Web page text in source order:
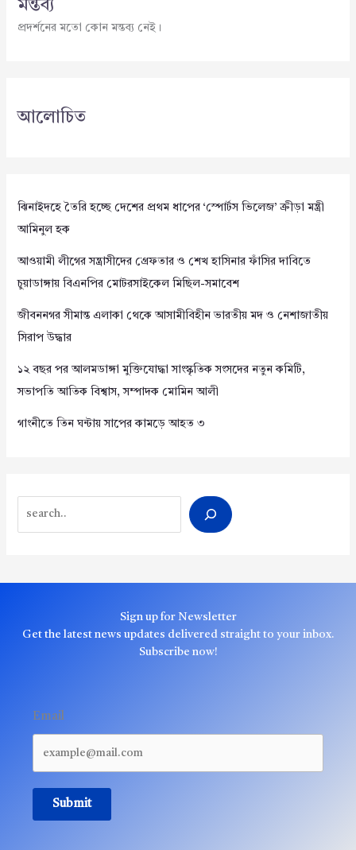
মন্তব্য
প্রদর্শনের মতো কোন মন্তব্য নেই।
আলোচিত
ঝিনাইদহে তৈরি হচ্ছে দেশের প্রথম ধাপের ‘স্পোর্টস ভিলেজ’ ক্রীড়া মন্ত্রী
আমিনুল হক
আওয়ামী লীগের সন্ত্রাসীদের গ্রেফতার ও শেখ হাসিনার ফাঁসির দাবিতে
চুয়াডাঙ্গায় বিএনপির মোটরসাইকেল মিছিল-সমাবেশ
জীবননগর সীমান্ত এলাকা থেকে আসামীবিহীন ভারতীয় মদ ও নেশাজাতীয়
সিরাপ উদ্ধার
১২ বছর পর আলমডাঙ্গা মুক্তিযোদ্ধা সাংস্কৃতিক সংসদের নতুন কমিটি,
সভাপতি আতিক বিশ্বাস, সম্পাদক মোমিন আলী
গাংনীতে তিন ঘন্টায় সাপের কামড়ে আহত ৩
Sign up for Newsletter
Get the latest news updates delivered straight to your inbox.
Subscribe now!
Email
Submit